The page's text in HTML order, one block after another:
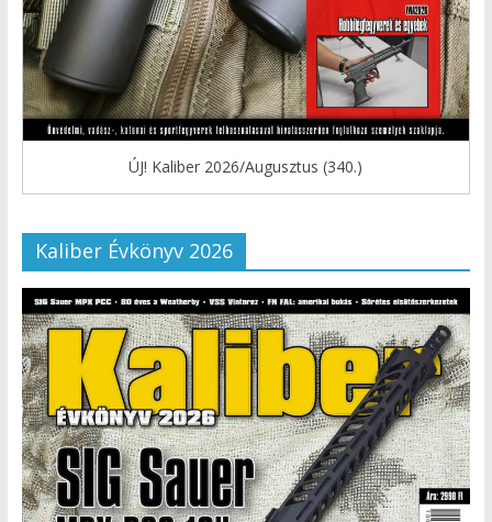
ÚJ! Kaliber 2026/Augusztus (340.)
Kaliber Évkönyv 2026